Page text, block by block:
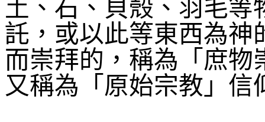
土、石、貝殼、羽毛
託，或以此等東西為神
而崇拜的，稱為「庶物
又稱為「原始宗教」信